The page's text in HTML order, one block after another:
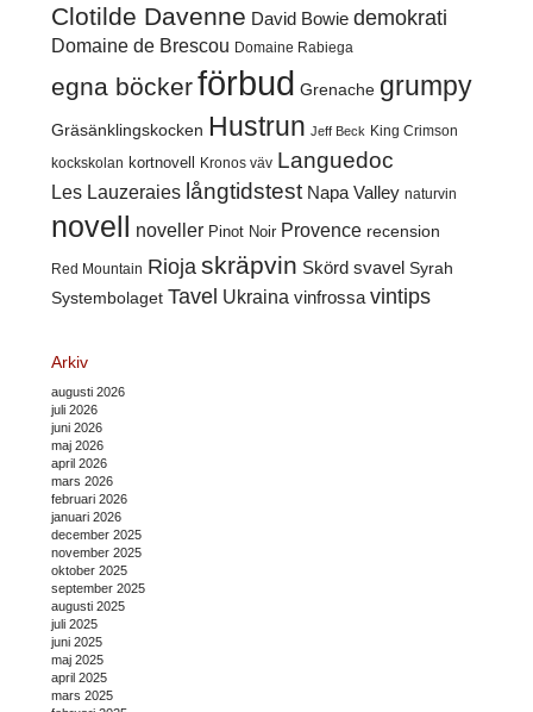
Clotilde Davenne David Bowie demokrati
Domaine de Brescou Domaine Rabiega
egna böckerförbud Grenache grumpy
Gräsänklingskocken Hustrun Jeff Beck King Crimson
kockskolan kortnovell Kronos väv Languedoc
Les Lauzeraies långtidstest Napa Valley naturvin
novell noveller Pinot Noir Provence recension
Red Mountain Rioja skräpvin Skörd svavel Syrah
Systembolaget Tavel Ukraina vinfrossa vintips
Arkiv
augusti 2026
juli 2026
juni 2026
maj 2026
april 2026
mars 2026
februari 2026
januari 2026
december 2025
november 2025
oktober 2025
september 2025
augusti 2025
juli 2025
juni 2025
maj 2025
april 2025
mars 2025